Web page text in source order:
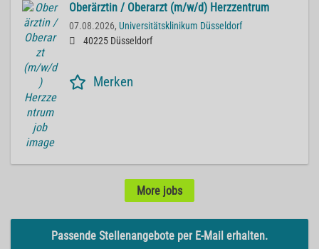
Oberärztin / Oberarzt (m/w/d) Herzzentrum
07.08.2026, Universitätsklinikum Düsseldorf
40225 Düsseldorf
Merken
More jobs
Passende Stellenangebote per E-Mail erhalten.